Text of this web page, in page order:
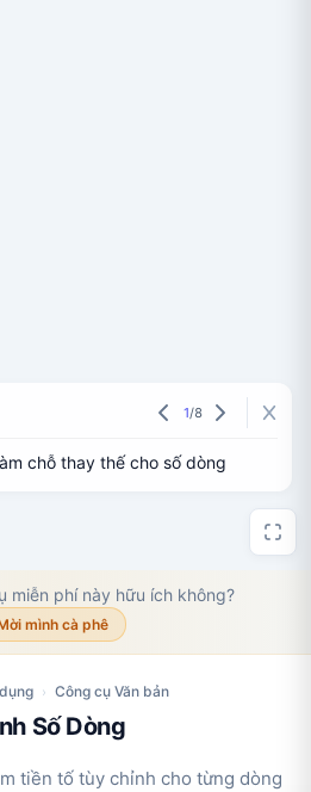
› Công cụ Văn bản
Số Dòng
tiền tố tùy chỉnh cho từng dòng
chỗ thay thế cho số dòng
1/8
miễn phí này hữu ích không?
mình cà phê